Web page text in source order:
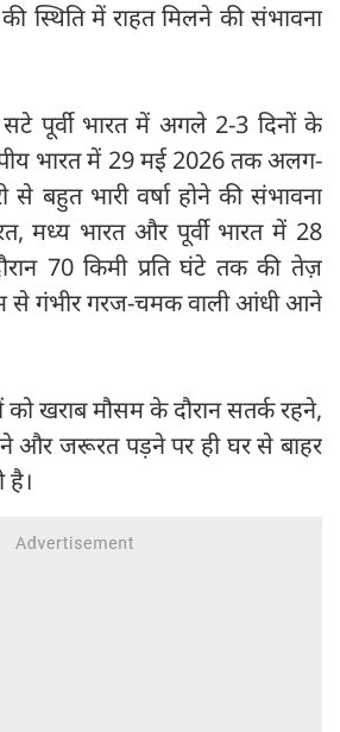
स्थिति में राहत मिलने की संभावना
पूर्वी भारत में अगले 2-3 दिनों के
भारत में 29 मई 2026 तक अलग-
से बहुत भारी वर्षा होने की संभावना
मध्य भारत और पूर्वी भारत में 28
70 किमी प्रति घंटे तक की तेज़
से गंभीर गरज-चमक वाली आंधी आने
को खराब मौसम के दौरान सतर्क रहने,
और जरूरत पड़ने पर ही घर से बाहर
है।